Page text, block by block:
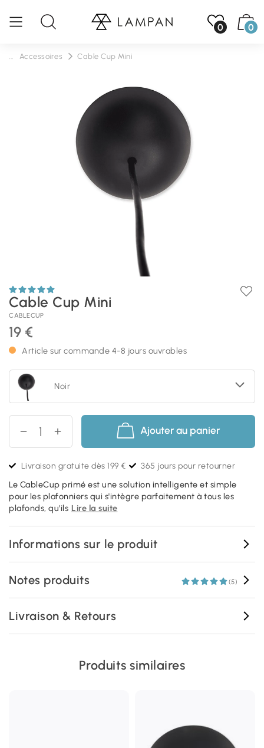
0 0
Accessoires Cable Cup Mini
Cable Cup Mini
CABLECUP
19 €
Article sur commande 4-8 jours ouvrables
Noir
Ajouter au panier
Livraison gratuite dès 199 € 365 jours pour retourner
Le CableCup primé est une solution intelligente et simple
pour les plafonniers qui s'intègre parfaitement à tous les
plafonds, qu'ils Lire la suite
Informations sur le produit
Notes produits (5)
Livraison & Retours
Produits similaires